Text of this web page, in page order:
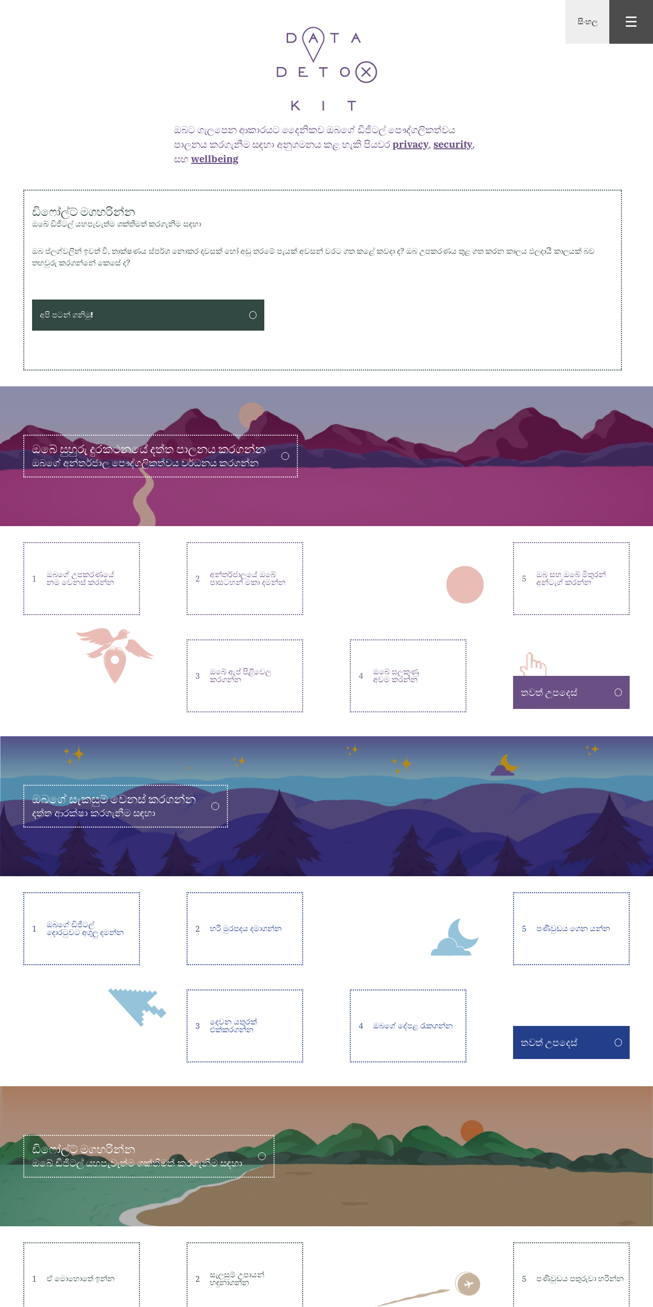
ඔබට ගැලපෙන ආකාරයට දෛනිකව ඔබගේ ඩිජිටල් පෞද්ගලිකත්වය
පාලනය කරගැනීම සඳහා අනුගමනය කළ හැකි පියවරprivacy,security,
සහwellbeing
සිංහල
ඩිෆෝල්ට් මගහරින්න
ඔබේ ඩිජිටල් යහපැවැත්ම ශක්තිමත් කරගැනීම සඳහා
ඔබ ප්ලග්වලින් ඉවත් වී, තාක්ෂණය ස්පර්ශ නොකර දවසක් හෝ අඩු තරමේ පැයක් අවසන් වරට ගත කළේ කවදා ද? ඔබ උපකරණය තුළ ගත කරන කාලය ඵලදායී කාලයක් බව
තහවුරු කරගන්නේ කෙසේ ද?
අපි පටන් ගනිමු!
ඔබේ සුහුරු දුරකථනයේ දත්ත පාලනය කරගන්න
ඔබගේ අන්තර්ජාල පෞද්ගලිකත්වය වර්ධනය කරගන්න
1
ඔබගේ උපකරණයේ
නම වෙනස් කරන්න
2
අන්තර්ජාලයේ ඔබේ
පාසටහන් මකා දමන්න
5
ඔබ සහ ඔබේ මිතුරන්
අන්ටැග් කරන්න
3
ඔබේ ඇප් පිළිවෙල
කරගන්න
4
ඔබේ සලකුණු
අවම කරන්න
තවත් උපදෙස්
ඔබගේ සැකසුම් වෙනස් කරගන්න
දත්ත ආරක්ෂා කරගැනීම සඳහා
1
ඔබගේ ඩිජිටල්
දොරටුවට අගුලු දමන්න
2 හරි මුරපදය දමාගන්න 5 පණිවුඩය ගෙන යන්න
3
දෙවන යතුරක්
එක්කරගන්න
4 ඔබගේ දේපළ රැකගන්න
තවත් උපදෙස්
ඩිෆෝල්ට් මගහරින්න
ඔබේ ඩිජිටල් යහපැවැත්ම ශක්තිමත් කරගැනීම සඳහා
1 ඒ මොහොතේ ඉන්න 2
සැලසුම් උපායන්
හඳුනාගන්න
5 පණිවුඩය පතුරුවා හරින්න